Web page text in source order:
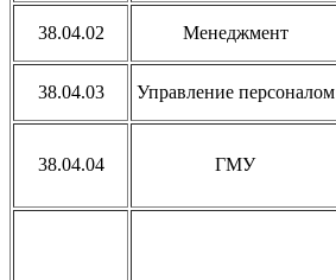
38.04.02 Менеджмент
38.04.03 Управление персоналом
38.04.04 ГМУ